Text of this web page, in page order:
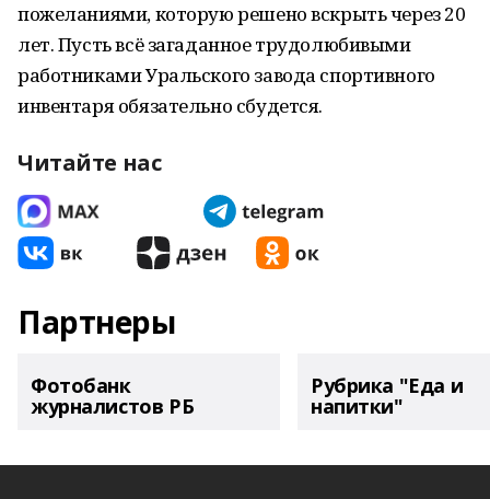
пожеланиями, которую решено вскрыть через 20
лет. Пусть всё загаданное трудолюбивыми
работниками Уральского завода спортивного
инвентаря обязательно сбудется.
Читайте нас
Партнеры
Фотобанк
журналистов РБ
Рубрика "Еда и
напитки"